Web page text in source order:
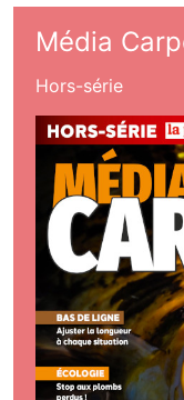
Média
Hors-série